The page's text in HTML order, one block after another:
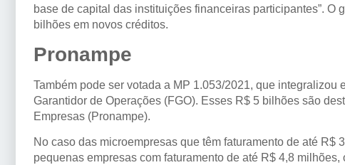
base de capital das instituições financeiras participantes”.
bilhões em novos créditos.
Pronampe
Também pode ser votada a MP 1.053/2021, que
Garantidor de Operações (FGO). Esses R$ 5 bilhões são
Empresas (Pronampe).
No caso das microempresas que têm faturamento de até
pequenas empresas com faturamento de até R$ 4,8